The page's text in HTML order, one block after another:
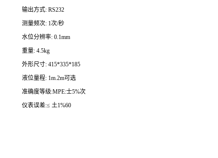
输出方式: RS232
测量频次: 1次/秒
水位分辨率: 0.1mm
重量: 4.5kg
外形尺寸: 415*335*185
液位量程: 1m.2m可选
准确度等级:MPE:士5%次
仪表误差:≤ 土1%60